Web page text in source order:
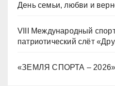
День семьи, любви и
VIII Международный
патриотический слёт
«ЗЕМЛЯ СПОРТА – 2026»